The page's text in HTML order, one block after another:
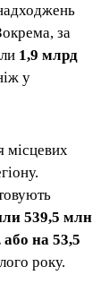
за
1,9 млрд
у
місцевих
539,5 млн
або на 53,5
року.